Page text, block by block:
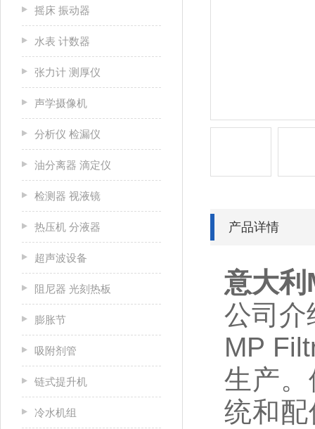
摇床 振动器
水表 计数器
张力计 测厚仪
声学摄像机
分析仪 检漏仪
油分离器 滴定仪
检测器 视液镜
热压机 分液器
超声波设备
阻尼器 光刻热板
膨胀节
吸附剂管
链式提升机
冷水机组
产品详情
意大
公司介
MP
生产
统和